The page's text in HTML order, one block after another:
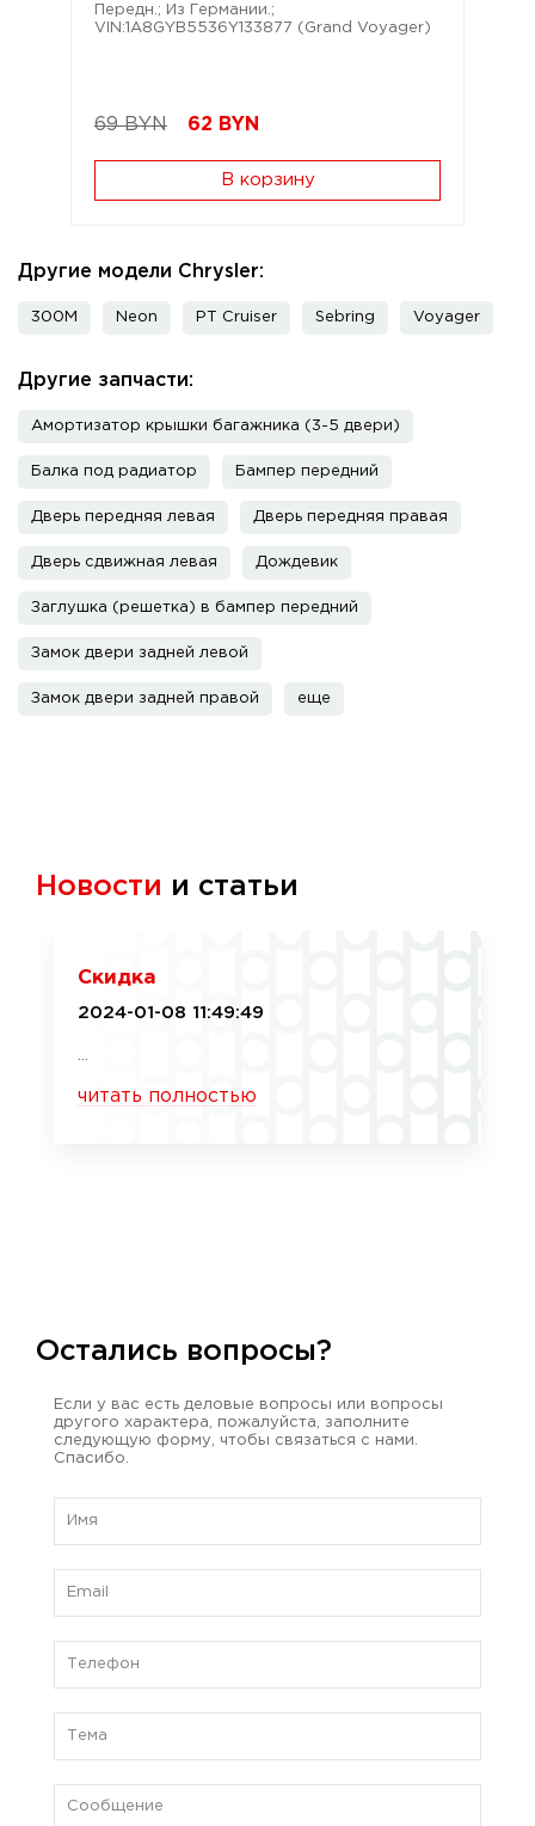
Передн.; Из Германии.;
VIN:1A8GYB5536Y133877 (Grand Voyager)
69 BYN 62 BYN
В корзину
Другие модели Chrysler:
300M Neon PT Cruiser Sebring Voyager
Другие запчасти:
Амортизатор крышки багажника (3-5 двери)
Балка под радиатор Бампер передний
Дверь передняя левая Дверь передняя правая
Дверь сдвижная левая Дождевик
Заглушка (решетка) в бампер передний
Замок двери задней левой
Замок двери задней правой еще
Новости и статьи
Скидка
2024-01-08 11:49:49
читать полностью
Остались вопросы?
Если у вас есть деловые вопросы или вопросы
другого характера, пожалуйста, заполните
следующую форму, чтобы связаться с нами.
Спасибо.